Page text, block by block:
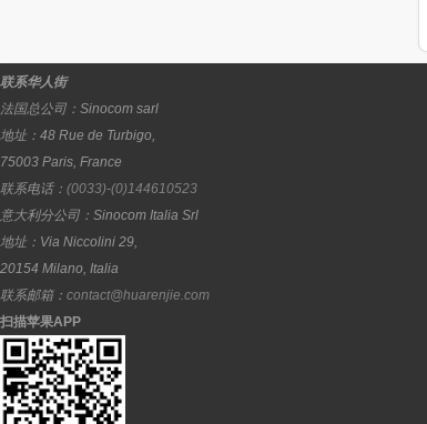
联系华人街
法国总公司： Sinocom sarl
地址： 48 Rue de Turbigo,
75003 Paris, France
联系电话： (0033)-(0)144610523
意大利分公司： Sinocom Italia Srl
地址： Via Niccolini 29,
20154 Milano, Italia
联系邮箱： contact@huarenjie.com
扫描苹果APP